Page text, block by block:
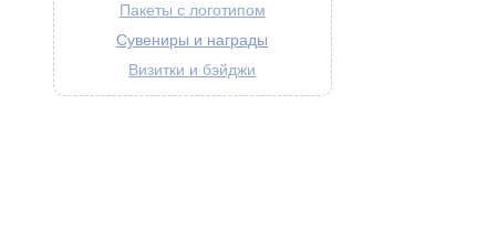
Пакеты с логотипом
Сувениры и награды
Визитки и бэйджи